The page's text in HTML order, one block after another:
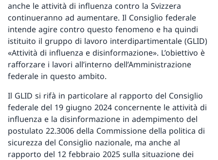
anche le attività di influenza contro la Svizzera
continueranno ad aumentare. Il Consiglio federale
intende agire contro questo fenomeno e ha quindi
istituito il gruppo di lavoro interdipartimentale (GLID)
«Attività di influenza e disinformazione». L’obiettivo è
rafforzare i lavori all’interno dell’Amministrazione
federale in questo ambito.
Il GLID si rifà in particolare al rapporto del Consiglio
federale del 19 giugno 2024 concernente le attività di
influenza e la disinformazione in adempimento del
postulato 22.3006 della Commissione della politica di
sicurezza del Consiglio nazionale, ma anche al
rapporto del 12 febbraio 2025 sulla situazione dei